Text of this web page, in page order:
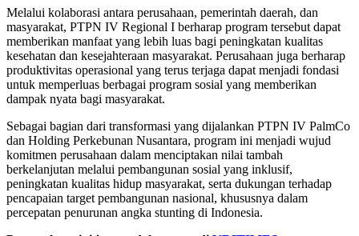
Melalui kolaborasi antara perusahaan, pemerintah daerah, dan
masyarakat, PTPN IV Regional I berharap program tersebut dapat
memberikan manfaat yang lebih luas bagi peningkatan kualitas
kesehatan dan kesejahteraan masyarakat. Perusahaan juga berharap
produktivitas operasional yang terus terjaga dapat menjadi fondasi
untuk memperluas berbagai program sosial yang memberikan
dampak nyata bagi masyarakat.
Sebagai bagian dari transformasi yang dijalankan PTPN IV PalmCo
dan Holding Perkebunan Nusantara, program ini menjadi wujud
komitmen perusahaan dalam menciptakan nilai tambah
berkelanjutan melalui pembangunan sosial yang inklusif,
peningkatan kualitas hidup masyarakat, serta dukungan terhadap
pencapaian target pembangunan nasional, khususnya dalam
percepatan penurunan angka stunting di Indonesia.